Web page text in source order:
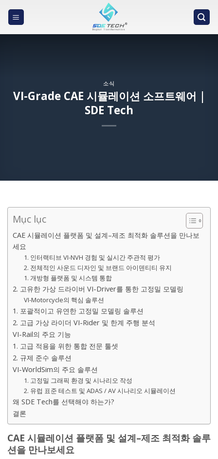
소식
VI-Grade CAE 시뮬레이션 소프트웨어 |
SDE Tech
Mục lục
CAE 시뮬레이션 플랫폼 및 설계–제조 최적화 솔루션을 만나보
세요
1. 인터랙티브 VI-NVH 경험 및 실시간 주관적 평가
2. 전체적인 사운드 디자인 및 브랜드 아이덴티티 유지
1. 개방형 플랫폼 및 시스템 통합
2. 고유한 가상 드라이버 VI-Driver를 통한 고정밀 모델링
VI-Motorcycle의 핵심 솔루션
1. 포괄적이고 유연한 고정밀 모델링 솔루션
2. 고급 가상 라이더 VI-Rider 및 한계 주행 분석
VI-Rail의 주요 기능
1. 고급 적용을 위한 통합 전문 툴셋
2. 규제 준수 솔루션
VI-WorldSim의 주요 솔루션
1. 고정밀 그래픽 환경 및 시나리오 작성
2. 유럽 표준 테스트 및 ADAS / AV 시나리오 시뮬레이션
왜 SDE Tech를 선택해야 하는가?
결론
CAE 시뮬레이션 플랫폼 및 설계–제조 최적화 솔루
션을 만나보세요